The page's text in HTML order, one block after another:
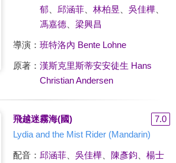
郁、 邱涵菲、 林柏昱 吳佳樺、
馮嘉德、 梁興昌
導演： 班特洛內 Bente Lohne
原著： 漢斯克里斯蒂安安徒生 Hans
Christian Andersen
飛越迷霧海(國)
7.0
Lydia and the Mist Rider (Mandarin)
配音： 邱涵菲、 吳佳樺、 陳彥鈞
楊士